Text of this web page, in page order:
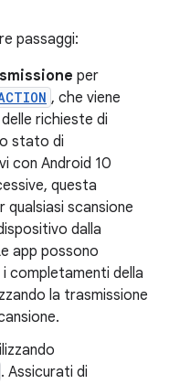
passaggi:
per
, che viene
richieste di
stato di
con Android 10
questa
qualsiasi scansione
dalla
app possono
completamenti della
la trasmissione
. Assicurati di